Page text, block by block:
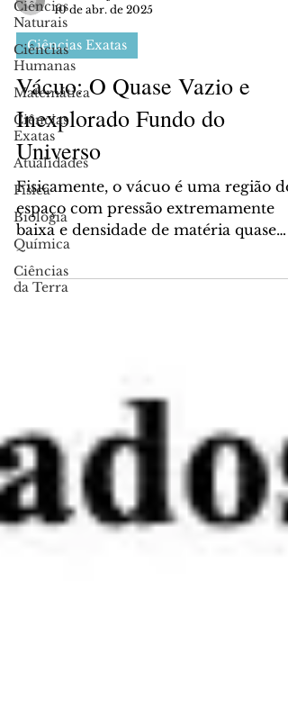
Ciências
Naturais
Ciências
Humanas
Matemática
Ciências
Exatas
Atualidades
Física
Biologia
Química
Ciências
da Terra
10 de abr. de 2025
Ciências Exatas
Vácuo: O Quase Vazio e
Inexplorado Fundo do
Universo
Fisicamente, o vácuo é uma região do
espaço com pressão extremamente
baixa e densidade de matéria quase
inexistente. Isso se deve ao fato...